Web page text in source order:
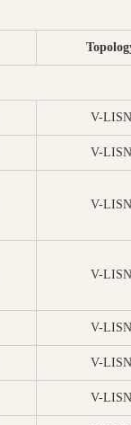
V-LISN
V-LISN
V-LISN
V-LISN
V-LISN
V-LISN
V-LISN